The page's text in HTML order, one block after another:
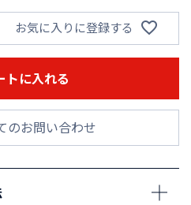
お気に入りに登録する
トに入れる
のお問い合わせ